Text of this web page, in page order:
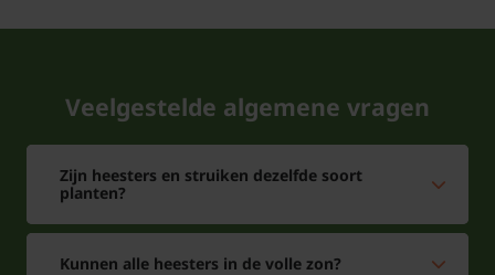
Veelgestelde algemene vragen
Zijn heesters en struiken dezelfde soort
planten?
Kunnen alle heesters in de volle zon?